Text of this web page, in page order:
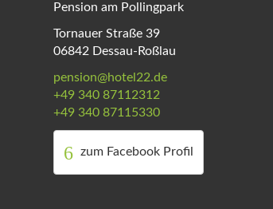
Pension am Pollingpark
Tornauer Straße 39
06842 Dessau-Roßlau
pension@hotel22.de
+49 340 87112312
+49 340 87115330
zum Facebook Profil